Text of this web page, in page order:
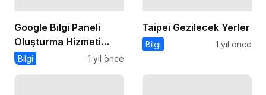
Oluşturma Hizmeti
Nereden Alınmalıdır?
Bilgi 1 yıl önce
Bilgi 1 yıl önce